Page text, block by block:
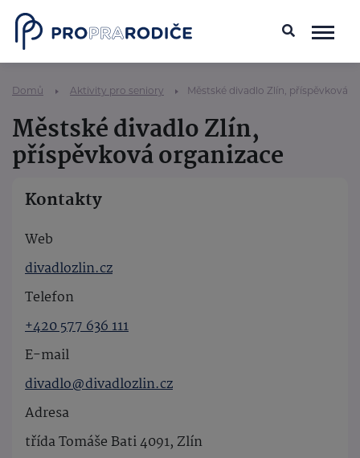
Domů Aktivity pro seniory Městské divadlo Zlín, příspěvková
Městské divadlo Zlín,
příspěvková organizace
Kontakty
Web
divadlozlin.cz
Telefon
+420 577 636 111
E-mail
divadlo@divadlozlin.cz
Adresa
třída Tomáše Bati 4091, Zlín